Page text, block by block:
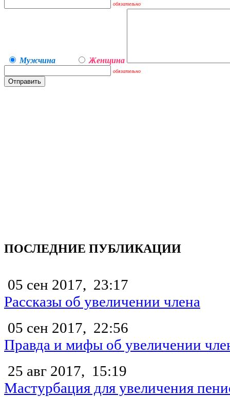
обязательно
Мужчина Женщина
обязательно
ПОСЛЕДНИЕ ПУБЛИКАЦИИ
05 сен 2017, 23:17
Рассказы об увеличении члена
05 сен 2017, 22:56
Правда и мифы об увеличении
25 авг 2017, 15:19
Мастурбация для увеличения